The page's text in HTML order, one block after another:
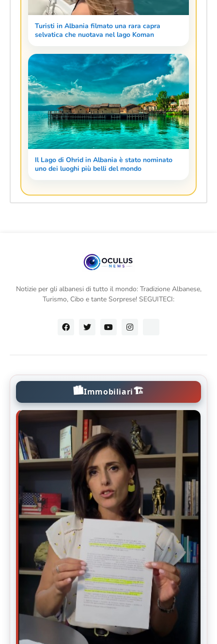
Turisti in Albania filmato una rara capra
selvatica che nuotava nel lago Koman
Il Lago di Ohrid in Albania è stato nominato
uno dei luoghi più belli del mondo
Notizie per gli albanesi di tutto il mondo: Tradizione Albanese,
Turismo, Cibo e tante Sorprese! SEGUITECI:
🏙️Immobiliari🏗️